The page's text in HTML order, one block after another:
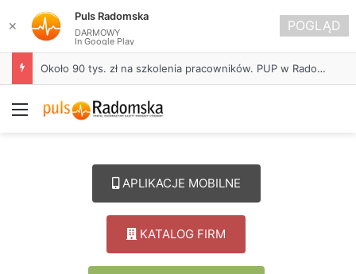
Około 90 tys. zł na szkolenia pracowników. PUP w Radomsku ogłasza nabór wniosków
Menu
APLIKACJE MOBILNE
KATALOG FIRM
✕
Puls Radomska
DARMOWY
In Google Play
POGLĄD